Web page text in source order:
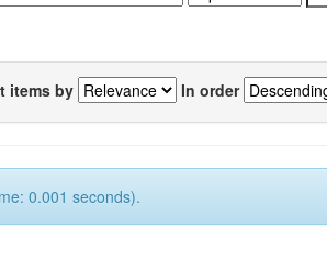
items by In order
0.001 seconds).